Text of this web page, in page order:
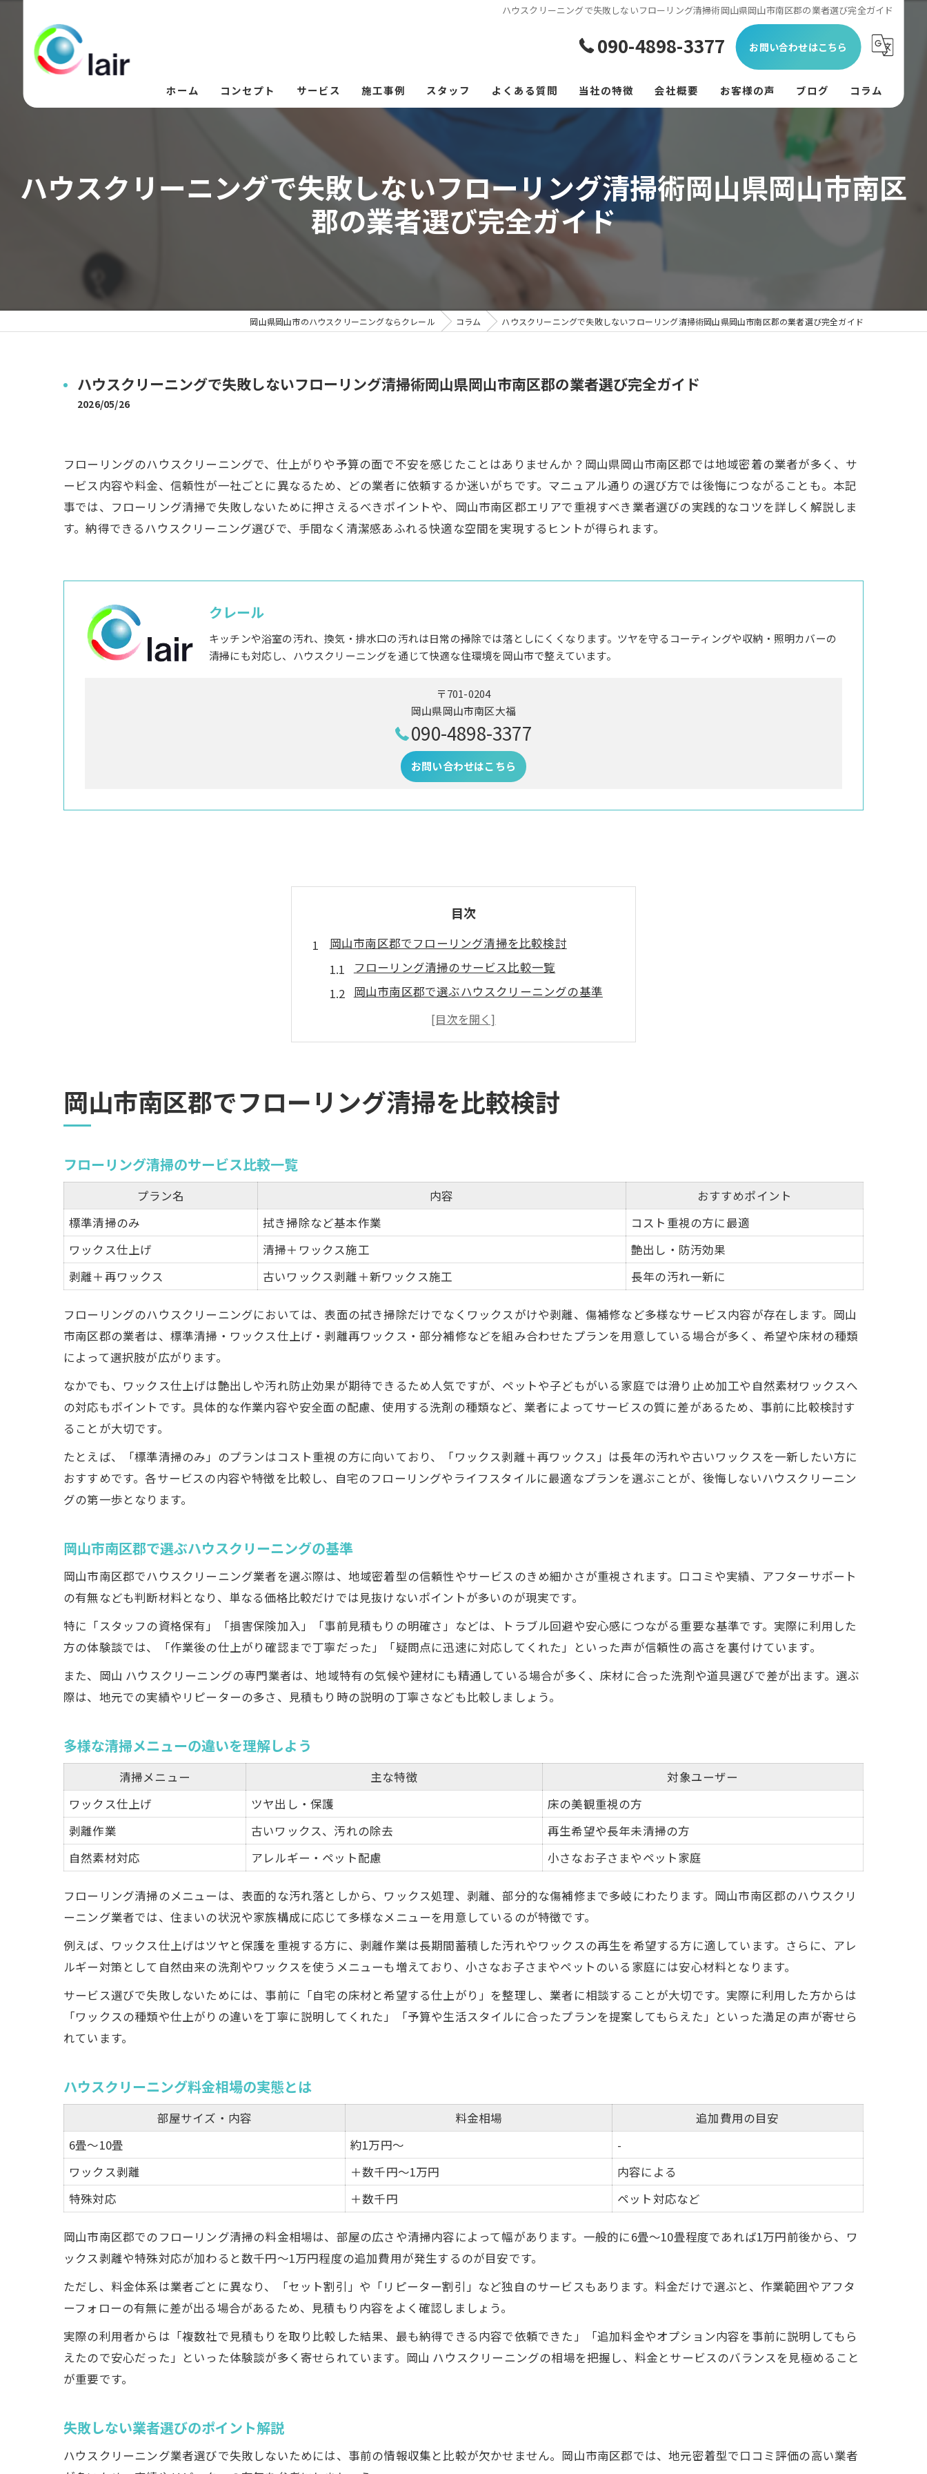
ハウスクリーニングで失敗しないフローリング清掃術岡山県岡山市南区郡の業者選び完全ガイド
090-4898-3377 お問い合わせはこちら
ホーム コンセプト サービス 施工事例 スタッフ よくある質問 当社の特徴
フローリング
浴室
会社概要 お客様の声 ブログ コラム
ハウスクリーニングで失敗しないフローリング清掃術岡山県岡山市南区
郡の業者選び完全ガイド
岡山県岡山市のハウスクリーニングならクレール コラム ハウスクリーニングで失敗しないフローリング清掃術岡山県岡山市南区郡の業者選び完全ガイド
ハウスクリーニングで失敗しないフローリング清掃術岡山県岡山市南区郡の業者選び完全ガイド
2026/05/26
フローリングのハウスクリーニングで、仕上がりや予算の面で不安を感じたことはありませんか？岡山県岡山市南区郡では地域密着の業者が多く、サ
ービス内容や料金、信頼性が一社ごとに異なるため、どの業者に依頼するか迷いがちです。マニュアル通りの選び方では後悔につながることも。本記
事では、フローリング清掃で失敗しないために押さえるべきポイントや、岡山市南区郡エリアで重視すべき業者選びの実践的なコツを詳しく解説しま
す。納得できるハウスクリーニング選びで、手間なく清潔感あふれる快適な空間を実現するヒントが得られます。
クレール
キッチンや浴室の汚れ、換気・排水口の汚れは日常の掃除では落としにくくなります。ツヤを守るコーティングや収納・照明カバーの
清掃にも対応し、ハウスクリーニングを通じて快適な住環境を岡山市で整えています。
〒701-0204
岡山県岡山市南区大福
090-4898-3377
お問い合わせはこちら
目次
岡山市南区郡でフローリング清掃を比較検討
フローリング清掃のサービス比較一覧
岡山市南区郡で選ぶハウスクリーニングの基準
多様な清掃メニューの違いを理解しよう
ハウスクリーニング料金相場の実態とは
エアコンも任せられるハウスクリーニングの安心感
エアコン清掃とフローリング同時依頼のメリット
岡山で人気のエアコンクリーニング事情
エアコンと床掃除、セット依頼で得する理由
失敗しないフローリング業者選びのコツ公開
地域密着型ハウスクリーニングの特徴早見表
口コミでわかる信頼できる業者の共通点
ハウスクリーニング選びで重視すべき項目
岡山市南区郡で安心依頼するための条件
ハウスクリーニングで叶う快適な床生活の秘訣
フローリング清掃の効果を最大化する方法
快適空間実現のための清掃頻度ガイド
床材別に異なるクリーニング術を知ろう
信頼度の高い専門家の選び方とは
岡山市南区郡で評判の清掃サービス傾向
安心して任せられる業者の特徴まとめ
口コミ評価を活用した依頼先の絞り方
複数箇所まとめて頼むフローリング清掃の利点
複数箇所セット依頼の料金比較表
水回りやエアコンも同時清掃のおすすめ理由
セットプランで失敗しないポイント紹介
岡山市南区郡でフローリング清掃を比較検討
フローリング清掃のサービス比較一覧
プラン名 内容
おすすめポイント
標準清掃のみ
拭き掃除など基本作業
コスト重視の方に最適
ワックス仕上げ
清掃＋ワックス施工
艶出し・防汚効果
剥離＋再ワックス
古いワックス剥離＋新ワックス施工 長年の汚れ一新に
フローリングのハウスクリーニングにおいては、表面の拭き掃除だけでなくワックスがけや剥離、傷補修など多様なサービス内容が存在します。岡山
市南区郡の業者は、標準清掃・ワックス仕上げ・剥離再ワックス・部分補修などを組み合わせたプランを用意している場合が多く、希望や床材の種類
によって選択肢が広がります。
なかでも、ワックス仕上げは艶出しや汚れ防止効果が期待できるため人気ですが、ペットや子どもがいる家庭では滑り止め加工や自然素材ワックスへ
の対応もポイントです。具体的な作業内容や安全面の配慮、使用する洗剤の種類など、業者によってサービスの質に差があるため、事前に比較検討す
ることが大切です。
たとえば、「標準清掃のみ」のプランはコスト重視の方に向いており、「ワックス剥離＋再ワックス」は長年の汚れや古いワックスを一新したい方に
おすすめです。各サービスの内容や特徴を比較し、自宅のフローリングやライフスタイルに最適なプランを選ぶことが、後悔しないハウスクリーニン
グの第一歩となります。
岡山市南区郡で選ぶハウスクリーニングの基準
岡山市南区郡でハウスクリーニング業者を選ぶ際は、地域密着型の信頼性やサービスのきめ細かさが重視されます。口コミや実績、アフターサポート
の有無なども判断材料となり、単なる価格比較だけでは見抜けないポイントが多いのが現実です。
特に「スタッフの資格保有」「損害保険加入」「事前見積もりの明確さ」などは、トラブル回避や安心感につながる重要な基準です。実際に利用した
方の体験談では、「作業後の仕上がり確認まで丁寧だった」「疑問点に迅速に対応してくれた」といった声が信頼性の高さを裏付けています。
また、岡山 ハウスクリーニングの専門業者は、地域特有の気候や建材にも精通している場合が多く、床材に合った洗剤や道具選びで差が出ます。選ぶ
際は、地元での実績やリピーターの多さ、見積もり時の説明の丁寧さなども比較しましょう。
多様な清掃メニューの違いを理解しよう
清掃メニュー 主な特徴
対象ユーザー
ワックス仕上げ
ツヤ出し・保護
床の美観重視の方
剥離作業
古いワックス、汚れの除去
再生希望や長年未清掃の方
自然素材対応
アレルギー・ペット配慮 小さなお子さまやペット家庭
フローリング清掃のメニューは、表面的な汚れ落としから、ワックス処理、剥離、部分的な傷補修まで多岐にわたります。岡山市南区郡のハウスクリ
ーニング業者では、住まいの状況や家族構成に応じて多様なメニューを用意しているのが特徴です。
例えば、ワックス仕上げはツヤと保護を重視する方に、剥離作業は長期間蓄積した汚れやワックスの再生を希望する方に適しています。さらに、アレ
ルギー対策として自然由来の洗剤やワックスを使うメニューも増えており、小さなお子さまやペットのいる家庭には安心材料となります。
サービス選びで失敗しないためには、事前に「自宅の床材と希望する仕上がり」を整理し、業者に相談することが大切です。実際に利用した方からは
「ワックスの種類や仕上がりの違いを丁寧に説明してくれた」「予算や生活スタイルに合ったプランを提案してもらえた」といった満足の声が寄せら
れています。
ハウスクリーニング料金相場の実態とは
部屋サイズ・内容 料金相場
追加費用の目安
6畳～10畳
約1万円～
-
ワックス剥離
＋数千円～1万円
内容による
特殊対応
＋数千円 ペット対応など
岡山市南区郡でのフローリング清掃の料金相場は、部屋の広さや清掃内容によって幅があります。一般的に6畳～10畳程度であれば1万円前後から、ワ
ックス剥離や特殊対応が加わると数千円～1万円程度の追加費用が発生するのが目安です。
ただし、料金体系は業者ごとに異なり、「セット割引」や「リピーター割引」など独自のサービスもあります。料金だけで選ぶと、作業範囲やアフタ
ーフォローの有無に差が出る場合があるため、見積もり内容をよく確認しましょう。
実際の利用者からは「複数社で見積もりを取り比較した結果、最も納得できる内容で依頼できた」「追加料金やオプション内容を事前に説明してもら
えたので安心だった」といった体験談が多く寄せられています。岡山 ハウスクリーニングの相場を把握し、料金とサービスのバランスを見極めること
が重要です。
失敗しない業者選びのポイント解説
ハウスクリーニング業者選びで失敗しないためには、事前の情報収集と比較が欠かせません。岡山市南区郡では、地元密着型で口コミ評価の高い業者